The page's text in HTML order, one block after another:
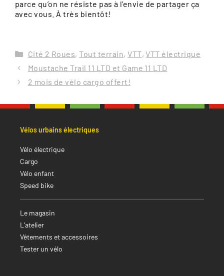
parce qu’on ne résiste pas à l’envie de partager ça
avec vous. À très bientôt!
Catégories
Cité 2 Roues,Tout terrain,VTT,VTT électrique
Moustache Trail 11 LTD et Game 11 LTD
2 mois de vélo cargo offert!
Vélos urbains électriques
Vélo électrique
Cargo
Vélo enfant
Speed bike
Le magasin
L’atelier
Vêtements et accessoires
Tester un vélo